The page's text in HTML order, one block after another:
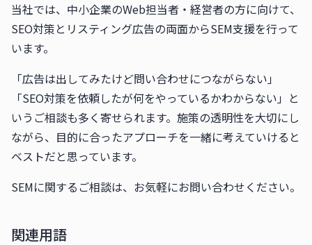
当社では、中小企業のWeb担当者・経営者の方に向けて、
SEO対策とリスティング広告の両面からSEM支援を行って
います。
「広告は出してみたけど問い合わせにつながらない」
「SEO対策を依頼したが何をやっているかわからない」と
いうご相談も多く寄せられます。施策の透明性を大切にし
ながら、目的に合ったアプローチを一緒に考えていけると
ベストだと思っています。
SEMに関するご相談は、お気軽にお問い合わせください。
関連用語